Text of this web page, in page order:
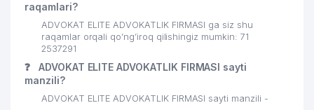
raqamlari?
ADVOKAT ELITE ADVOKATLIK FIRMASI ga siz shu
raqamlar orqali qo’ng’iroq qilishingiz mumkin: 71
2537291
❓
ADVOKAT ELITE ADVOKATLIK FIRMASI sayti
manzili?
ADVOKAT ELITE ADVOKATLIK FIRMASI sayti manzili -